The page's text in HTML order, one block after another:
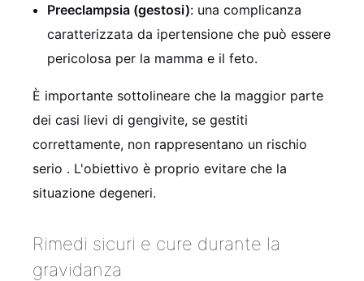
Preeclampsia (gestosi): una complicanza
caratterizzata da ipertensione che può essere
pericolosa per la mamma e il feto.
È importante sottolineare che la maggior parte
dei casi lievi di gengivite, se gestiti
correttamente, non rappresentano un rischio
serio . L'obiettivo è proprio evitare che la
situazione degeneri.
Rimedi sicuri e cure durante la
gravidanza